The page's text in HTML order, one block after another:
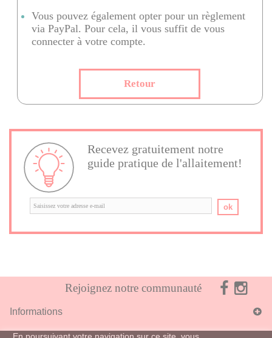
Vous pouvez également opter pour un règlement
via PayPal. Pour cela, il vous suffit de vous
connecter à votre compte.
Recevez gratuitement notre
guide pratique de l'allaitement!
ok
Rejoignez notre communauté
Informations